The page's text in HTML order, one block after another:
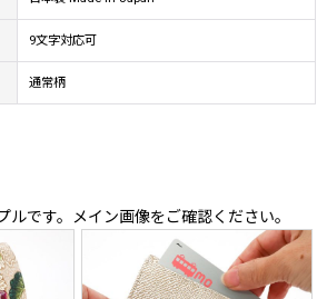
9文字対応可
通常柄
です。メイン画像をご確認ください。